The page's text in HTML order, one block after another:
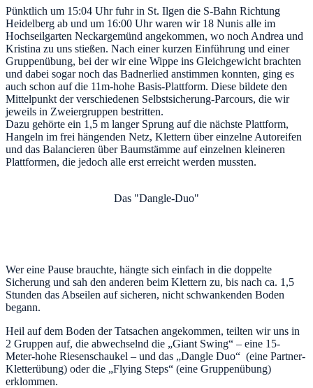
Pünktlich um 15:04 Uhr fuhr in St. Ilgen die S-Bahn Richtung
Heidelberg ab und um 16:00 Uhr waren wir 18 Nunis alle im
Hochseilgarten Neckargemünd angekommen, wo noch Andrea und
Kristina zu uns stießen. Nach einer kurzen Einführung und einer
Gruppenübung, bei der wir eine Wippe ins Gleichgewicht brachten
und dabei sogar noch das Badnerlied anstimmen konnten, ging es
auch schon auf die 11m-hohe Basis-Plattform. Diese bildete den
Mittelpunkt der verschiedenen Selbstsicherung-Parcours, die wir
jeweils in Zweiergruppen bestritten.
Dazu gehörte ein 1,5 m langer Sprung auf die nächste Plattform,
Hangeln im frei hängenden Netz, Klettern über einzelne Autoreifen
und das Balancieren über Baumstämme auf einzelnen kleineren
Plattformen, die jedoch alle erst erreicht werden mussten.
Das "Dangle-Duo"
Wer eine Pause brauchte, hängte sich einfach in die doppelte
Sicherung und sah den anderen beim Klettern zu, bis nach ca. 1,5
Stunden das Abseilen auf sicheren, nicht schwankenden Boden
begann.
Heil auf dem Boden der Tatsachen angekommen, teilten wir uns in
2 Gruppen auf, die abwechselnd die „Giant Swing“ – eine 15-
Meter-hohe Riesenschaukel – und das „Dangle Duo“ (eine Partner-
Kletterübung) oder die „Flying Steps“ (eine Gruppenübung)
erklommen.